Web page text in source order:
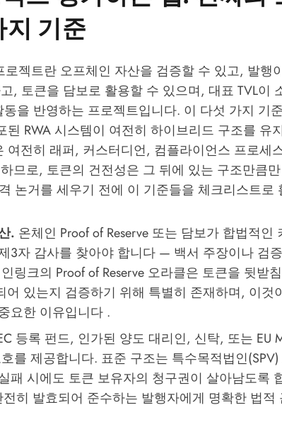
지 기준
로젝트란 오프체인 자산을 검증할 수 있고, 발행
, 토큰을 담보로 활용할 수 있으며, 대표 TVL이
을 반영하는 프로젝트입니다. 이 다섯 가지 기
된 RWA 시스템이 여전히 하이브리드 구조를 유
여전히 래퍼, 커스터디언, 컴플라이언스 프로세
므로, 토큰의 건전성은 그 뒤에 있는 구조만큼
논거를 세우기 전에 이 기준들을 체크리스트로
. 온체인 Proof of Reserve 또는 담보가 합법적인
3자 감사를 찾아야 합니다 — 백서 주장이나 검
링크의 Proof of Reserve 오라클은 토큰을 뒷받
어 있는지 검증하기 위해 특별히 존재하며, 이것
요한 이유입니다 .
등록 펀드, 인가된 양도 대리인, 신탁, 또는 EU
를 제공합니다. 표준 구조는 특수목적법인
패 시에도 토큰 보유자의 청구권이 살아남도록
히 발효되어 준수하는 발행자에게 명확한 법적